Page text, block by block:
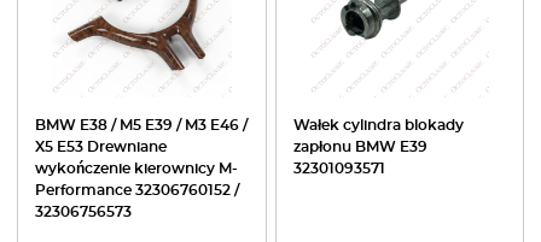
BMW E38 / M5 E39 / M3 E46 /
X5 E53 Drewniane
wykończenie kierownicy M-
Performance 32306760152 /
32306756573
Wałek cylindra blokady
zapłonu BMW E39
32301093571